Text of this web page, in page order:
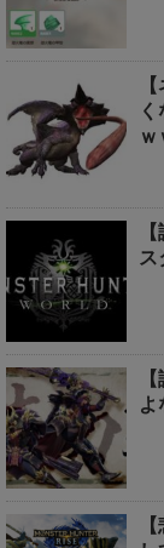
ｗ
ス
よ